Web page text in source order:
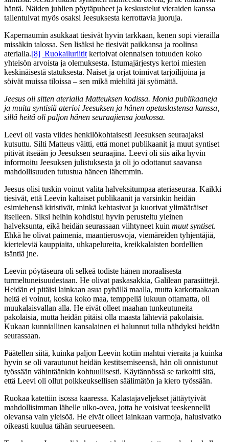
häntä. Näiden juhlien pöytäpuheet ja keskustelut vieraiden kanssa
tallentuivat myös osaksi Jeesuksesta kerrottavia juoruja.
Kapernaumin asukkaat tiesivät hyvin tarkkaan, kenen sopi vierailla
missäkin talossa. Sen lisäksi he tiesivät paikkansa ja roolinsa
aterialla.[8] Ruokailuriitit kertoivat olennaisen totuuden koko
yhteisön arvoista ja olemuksesta. Istumajärjestys kertoi miesten
keskinäisestä statuksesta. Naiset ja orjat toimivat tarjoilijoina ja
söivät muissa tiloissa – sen mikä miehiltä jäi syömättä.
Jeesus oli sitten aterialla Matteuksen kodissa. Monia publikaaneja
ja muita syntisiä aterioi Jeesuksen ja hänen opetuslastensa kanssa,
sillä heitä oli paljon hänen seuraajiensa joukossa.
Leevi oli vasta viides henkilökohtaisesti Jeesuksen seuraajaksi
kutsuttu. Silti Matteus väitti, että monet publikaanit ja muut syntiset
pitivät itseään jo Jeesuksen seuraajina. Leevi oli siis aika hyvin
informoitu Jeesuksen julistuksesta ja oli jo odottanut saavansa
mahdollisuuden tutustua häneen lähemmin.
Jeesus olisi tuskin voinut valita halveksitumpaa ateriaseuraa. Kaikki
tiesivät, että Leevin kaltaiset publikaanit ja varsinkin heidän
esimiehensä kiristivät, minkä kehtasivat ja kuorivat ylimääräiset
itselleen. Siksi heihin kohdistui hyvin perusteltu yleinen
halveksunta, eikä heidän seurassaan viihtyneet kuin muut syntiset.
Ehkä he olivat paimenia, maantierosvoja, viemäreiden tyhjentäjiä,
kierteleviä kauppiaita, uhkapelureita, kreikkalaisten bordellien
isäntiä jne.
Leevin pöytäseura oli selkeä todiste hänen moraalisesta
turmeltuneisuudestaan. He olivat paskasakkia, Galilean parasiittejä.
Heidän ei pitäisi lainkaan asua pyhällä maalla, mutta karkottaakaan
heitä ei voinut, koska koko maa, temppeliä lukuun ottamatta, oli
muukalaisvallan alla. He eivät olleet maahan tunkeutuneita
pakolaisia, mutta heidän pitäisi olla maasta lähteviä pakolaisia.
Kukaan kunniallinen kansalainen ei halunnut tulla nähdyksi heidän
seurassaan.
Päätellen siitä, kuinka paljon Leevin kotiin mahtui vieraita ja kuinka
hyvin se oli varautunut heidän kestitsemiseensä, hän oli onnistunut
työssään vähintäänkin kohtuullisesti. Käytännössä se tarkoitti sitä,
että Leevi oli ollut poikkeuksellisen säälimätön ja kiero työssään.
Ruokaa katettiin isossa kaaressa. Kalastajaveljekset jättäytyivät
mahdollisimman lähelle ulko-ovea, jotta he voisivat teeskennellä
olevansa vain yleisöä. He eivät olleet lainkaan varmoja, halusivatko
oikeasti kuulua tähän seurueeseen.